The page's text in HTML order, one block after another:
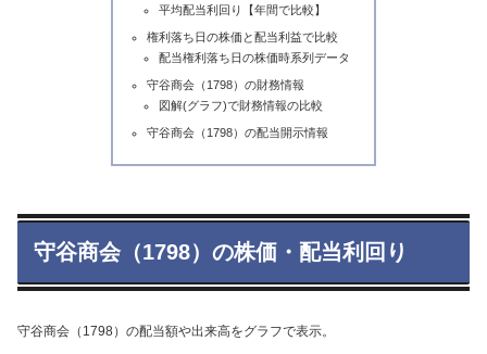
平均配当利回り【年間で比較】
権利落ち日の株価と配当利益で比較
配当権利落ち日の株価時系列データ
守谷商会（1798）の財務情報
図解(グラフ)で財務情報の比較
守谷商会（1798）の配当開示情報
守谷商会（1798）の株価・配当利回り
守谷商会（1798）の配当額や出来高をグラフで表示。